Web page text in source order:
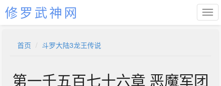
修罗武神网
首页 斗罗大陆3龙王传说
第一千五百七十六章 恶魔军团